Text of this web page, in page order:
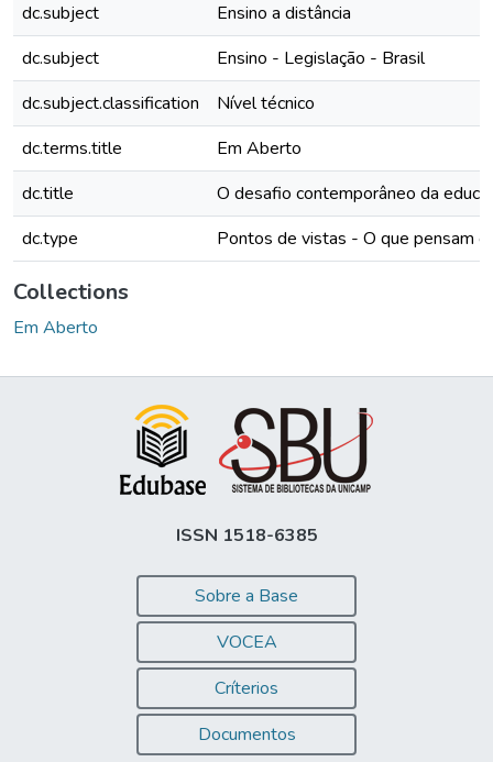
dc.subject
Ensino a distância
dc.subject
Ensino - Legislação - Brasil
dc.subject.classification
Nível técnico
dc.terms.title
Em Aberto
dc.title
O desafio contemporâneo da
dc.type
Pontos de vistas - O que pensam
Collections
Em Aberto
ISSN 1518-6385
Sobre a Base
VOCEA
Críterios
Documentos